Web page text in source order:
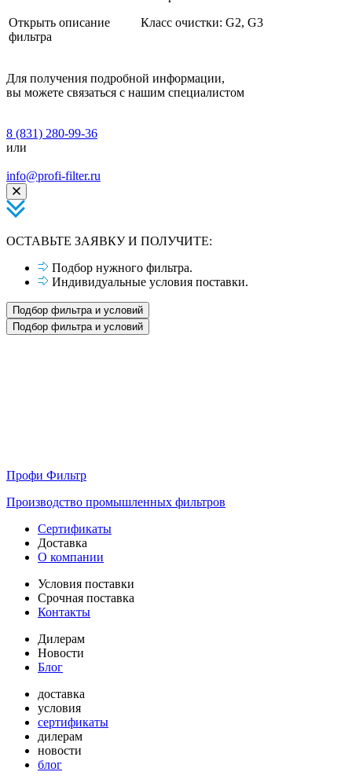
Открыть описание
фильтра
Класс очистки: G2, G3
Для получения подробной информации,
вы можете связаться с нашим специалистом
8 (831) 280-99-36
или
info@profi-filter.ru
ОСТАВЬТЕ ЗАЯВКУ И ПОЛУЧИТЕ:
Подбор нужного фильтра.
Индивидуальные условия поставки.
Подбор фильтра и условий
Подбор фильтра и условий
Профи Фильтр
Производство промышленных фильтров
Сертификаты
Доставка
О компании
Условия поставки
Срочная поставка
Контакты
Дилерам
Новости
Блог
доставка
условия
сертификаты
дилерам
новости
блог